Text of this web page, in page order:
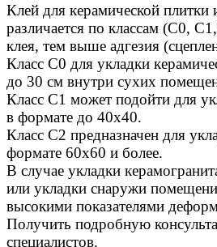
Клей для керамической плитки
различается по классам (C0,
клея, тем выше адгезия
Класс С0 для укладки
до 30 см внутри сухих
Класс C1 может подойти для
в формате до 40х40.
Класс C2 предназначен для
формате 60х60 и более.
В случае укладки
или укладки снаружи
высокими показателями
Получить подробную
специалистов.